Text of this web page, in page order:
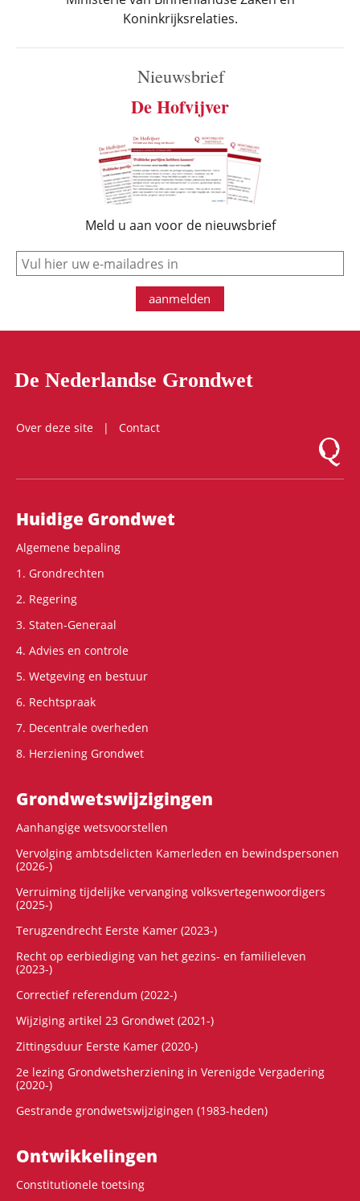
Koninkrijksrelaties.
Nieuwsbrief
De Hofvijver
Meld u aan voor de nieuwsbrief
e-mail
aanmelden
De Nederlandse Grondwet
Over deze site
Contact
Logo
Hoofdnavigatie
Huidige Grondwet
Algemene bepaling
1. Grondrechten
2. Regering
3. Staten-Generaal
4. Advies en controle
5. Wetgeving en bestuur
6. Rechtspraak
7. Decentrale overheden
8. Herziening Grondwet
Grondwets­wijzigingen
Aanhangige wetsvoorstellen
Vervolging ambtsdelicten Kamerleden en bewindspersonen
(2026-)
Verruiming tijdelijke vervanging volksvertegenwoordigers
(2025-)
Terugzendrecht Eerste Kamer (2023-)
Recht op eerbiediging van het gezins- en familieleven
(2023-)
Correctief referendum (2022-)
Wijziging artikel 23 Grondwet (2021-)
Zittingsduur Eerste Kamer (2020-)
2e lezing Grondwetsherziening in Verenigde Vergadering
(2020-)
Gestrande grondwetswijzigingen (1983-heden)
Ontwikke­lingen
Constitutionele toetsing